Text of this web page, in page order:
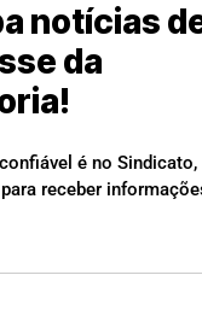
notícias
da
é no Sindicato,
receber